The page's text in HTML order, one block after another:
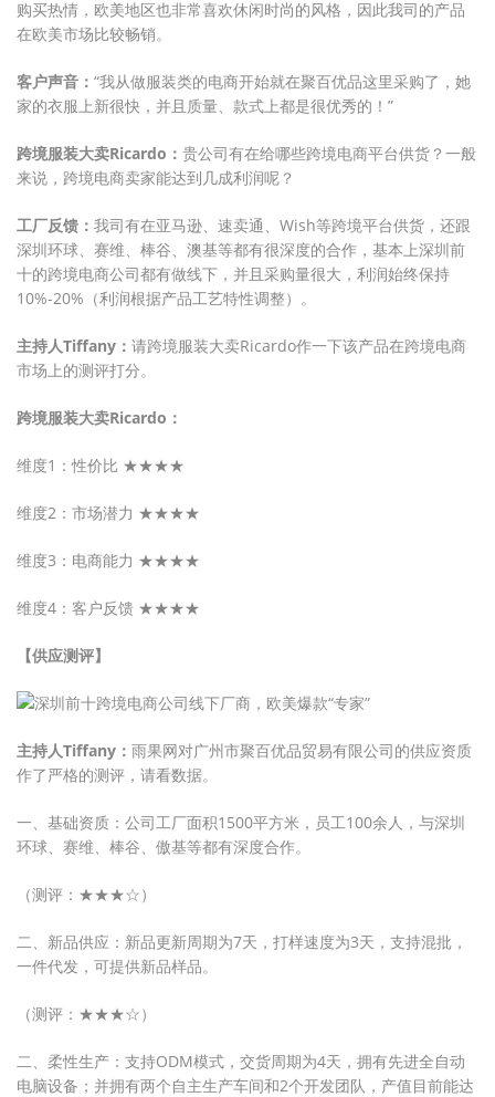
购买热情，欧美地区也非常喜欢休闲时尚的风格，因此我司的产品
在欧美市场比较畅销。
客户声音： “我从做服装类的电商开始就在聚百优品这里采购了，她
家的衣服上新很快，并且质量、款式上都是很优秀的！”
跨境服装大卖Ricardo： 贵公司有在给哪些跨境电商平台供货？一般
来说，跨境电商卖家能达到几成利润呢？
工厂反馈： 我司有在亚马逊、速卖通、Wish等跨境平台供货，还跟
深圳环球、赛维、棒谷、澳基等都有很深度的合作，基本上深圳前
十的跨境电商公司都有做线下，并且采购量很大，利润始终保持
10%-20%（利润根据产品工艺特性调整）。
主持人Tiffany： 请跨境服装大卖Ricardo作一下该产品在跨境电商
市场上的测评打分。
跨境服装大卖Ricardo：
维度1：性价比 ★★★★
维度2：市场潜力 ★★★★
维度3：电商能力 ★★★★
维度4：客户反馈 ★★★★
【供应测评】
主持人Tiffany： 雨果网对广州市聚百优品贸易有限公司的供应资质
作了严格的测评，请看数据。
一、基础资质：公司工厂面积1500平方米，员工100余人，与深圳
环球、赛维、棒谷、傲基等都有深度合作。
（测评：★★★☆）
二、新品供应：新品更新周期为7天，打样速度为3天，支持混批，
一件代发，可提供新品样品。
（测评：★★★☆）
二、柔性生产：支持ODM模式，交货周期为4天，拥有先进全自动
电脑设备；并拥有两个自主生产车间和2个开发团队，产值目前能达